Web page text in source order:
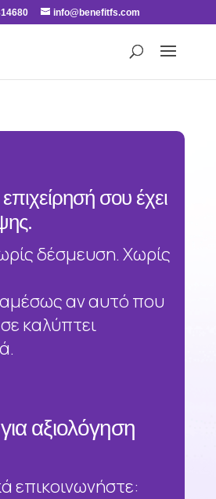
info@benefitfs.com
σου έχει
δέσμευση. Χωρίς
αν αυτό που
καλύπτει
αξιολόγηση
επικοινωνήστε: